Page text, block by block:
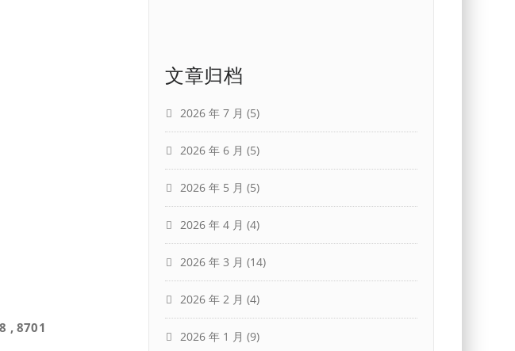
, 8701
文章归档
2026 年 7 月 (5)
2026 年 6 月 (5)
2026 年 5 月 (5)
2026 年 4 月 (4)
2026 年 3 月 (14)
2026 年 2 月 (4)
2026 年 1 月 (9)